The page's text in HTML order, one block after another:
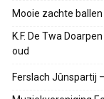
Mooie zachte
K.F. De Twa
oud
Ferslach Jûnspartij